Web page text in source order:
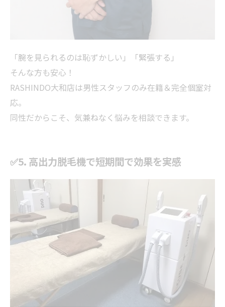
「腕を見られるのは恥ずかしい」「緊張する」
そんな方も安心！
RASHINDO大和店は男性スタッフのみ在籍＆完全個室対
応。
同性だからこそ、気兼ねなく悩みを相談できます。
✅5. 高出力脱毛機で短期間で効果を実感